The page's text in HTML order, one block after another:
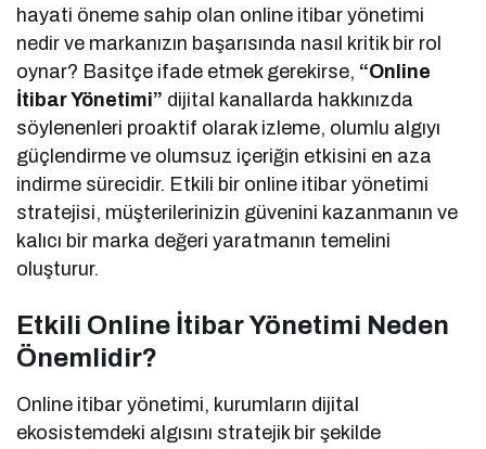
hayati öneme sahip olan online itibar yönetimi
nedir ve markanızın başarısında nasıl kritik bir rol
oynar? Basitçe ifade etmek gerekirse, “Online
İtibar Yönetimi” dijital kanallarda hakkınızda
söylenenleri proaktif olarak izleme, olumlu algıyı
güçlendirme ve olumsuz içeriğin etkisini en aza
indirme sürecidir. Etkili bir online itibar yönetimi
stratejisi, müşterilerinizin güvenini kazanmanın ve
kalıcı bir marka değeri yaratmanın temelini
oluşturur.
Etkili Online İtibar Yönetimi Neden
Önemlidir?
Online itibar yönetimi, kurumların dijital
ekosistemdeki algısını stratejik bir şekilde